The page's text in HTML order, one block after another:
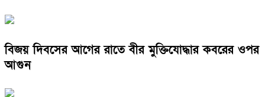
বিজয় দিবসের আগের রাতে বীর মুক্তিযোদ্ধার কবরের ওপর
আগুন